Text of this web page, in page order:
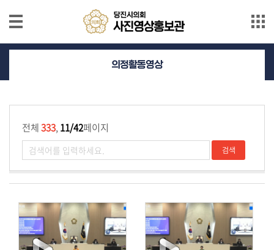
본문으로 바로가기
메인메뉴 바로가기
동
진
의
동
영
상
의정활동영상
전체333, 11/42페이지